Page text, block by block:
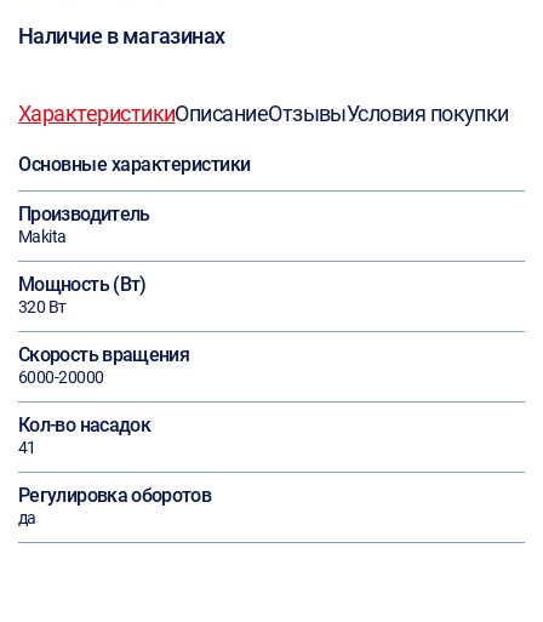
Наличие в магазинах
ХарактеристикиОписаниеОтзывыУсловия покупки
Основные характеристики
Производитель
Makita
Мощность (Вт)
320 Вт
Скорость вращения
6000-20000
Кол-во насадок
41
Регулировка оборотов
да